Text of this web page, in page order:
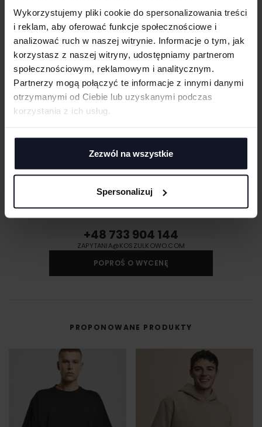
Wykorzystujemy pliki cookie do spersonalizowania treści
i reklam, aby oferować funkcje społecznościowe i
analizować ruch w naszej witrynie. Informacje o tym, jak
korzystasz z naszej witryny, udostępniamy partnerom
społecznościowym, reklamowym i analitycznym.
Partnerzy mogą połączyć te informacje z innymi danymi
otrzymanymi od Ciebie lub uzyskanymi podczas
korzystania z ich usług.
Zezwól na wszystkie
Spersonalizuj
Teksturowane wykończenie
Spodenki wewnętrzne
GRAMATURA I SKŁAD
PRANIE I PIELĘGNACJA
DOSTAWA I PŁATNOŚĆ
MASZ PYTANIA? ZAPYTAJ SPECJALISTĘ
Jeśli masz pytania odnośnie naszych produktów, zdobień lub współpracy,
nasi specjaliści chętnie Ci pomogą.
+48 733 904 144
ZAPYTANIA@KOSZULKOWO.COM
POPROŚ O WYCENĘ
PROPONOWANE PRODUKTY